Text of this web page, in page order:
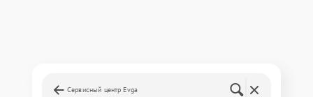
Сервисный центр Evga